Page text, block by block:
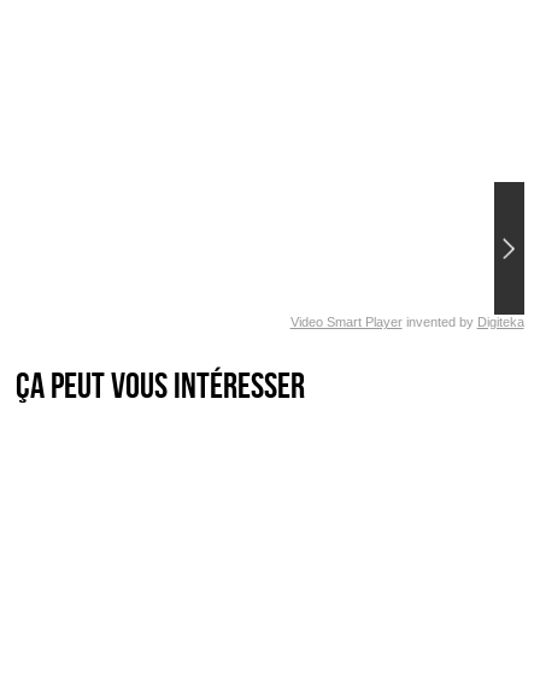
Video Smart Playerinvented by Digiteka
Ça peut vous intéresser